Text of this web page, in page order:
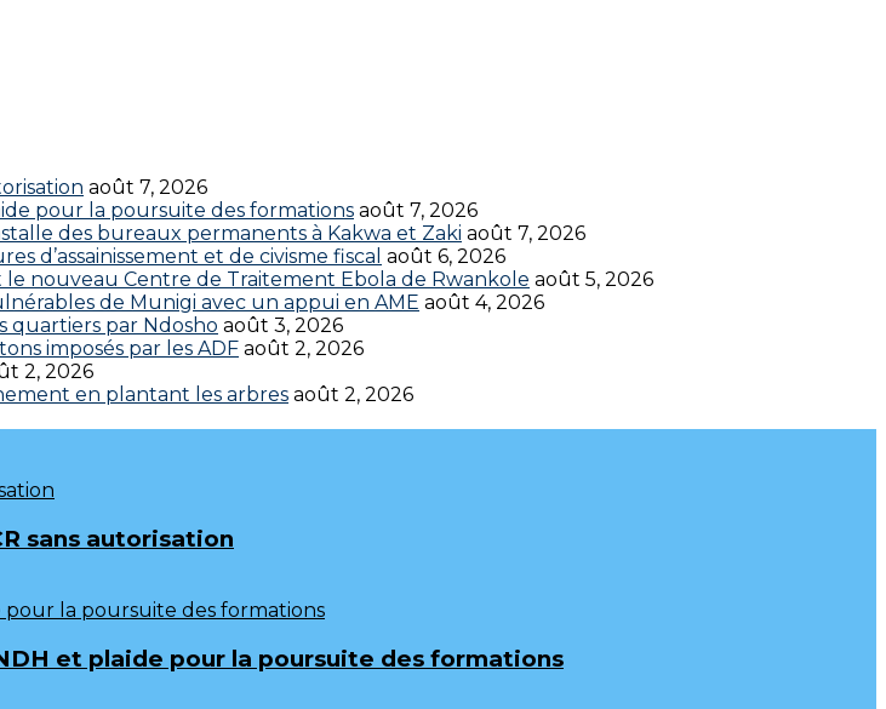
août 7, 2026
pour la poursuite des formations août 7, 2026
des bureaux permanents à Kakwa et Zaki août 7, 2026
d’assainissement et de civisme fiscal août 6, 2026
nouveau Centre de Traitement Ebola de Rwankole août 5, 2026
de Munigi avec un appui en AME‎‎ août 4, 2026
quartiers par Ndosho août 3, 2026
imposés par les ADF août 2, 2026
2, 2026
en plantant les arbres août 2, 2026
sans autorisation
et plaide pour la poursuite des formations